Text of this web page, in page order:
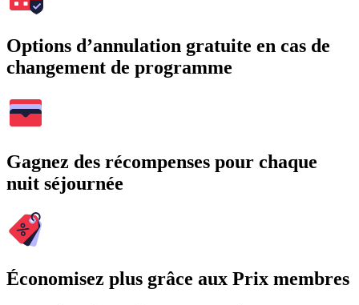
Options d’annulation gratuite en cas de
changement de programme
Gagnez des récompenses pour chaque
nuit séjournée
Économisez plus grâce aux Prix membres